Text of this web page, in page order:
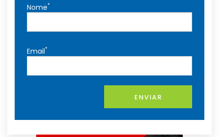
Nome*
Email*
ENVIAR